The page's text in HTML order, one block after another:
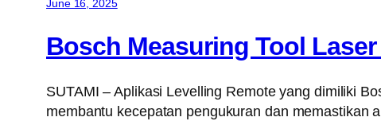
June 16, 2025
Bosch Measuring Tool
SUTAMI – Aplikasi Levelling Remote yang dimiliki
membantu kecepatan pengukuran dan memastikan